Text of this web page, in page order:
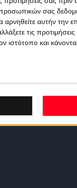
σας
αυτήν την
τις
ιστότοπο και